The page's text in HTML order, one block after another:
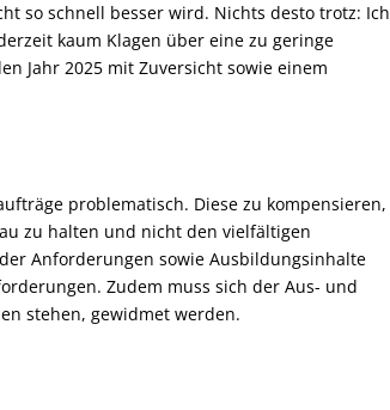
so schnell besser wird. Nichts desto trotz: Ich
kaum Klagen über eine zu geringe
Jahr 2025 mit Zuversicht sowie einem
problematisch. Diese zu kompensieren,
zu halten und nicht den vielfältigen
Anforderungen sowie Ausbildungsinhalte
Zudem muss sich der Aus- und
stehen, gewidmet werden.